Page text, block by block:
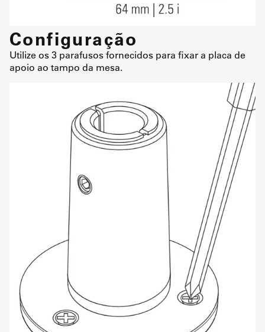
Configuração
Utilize os 3 parafusos fornecidos para fixar a placa de
apoio ao tampo da mesa.